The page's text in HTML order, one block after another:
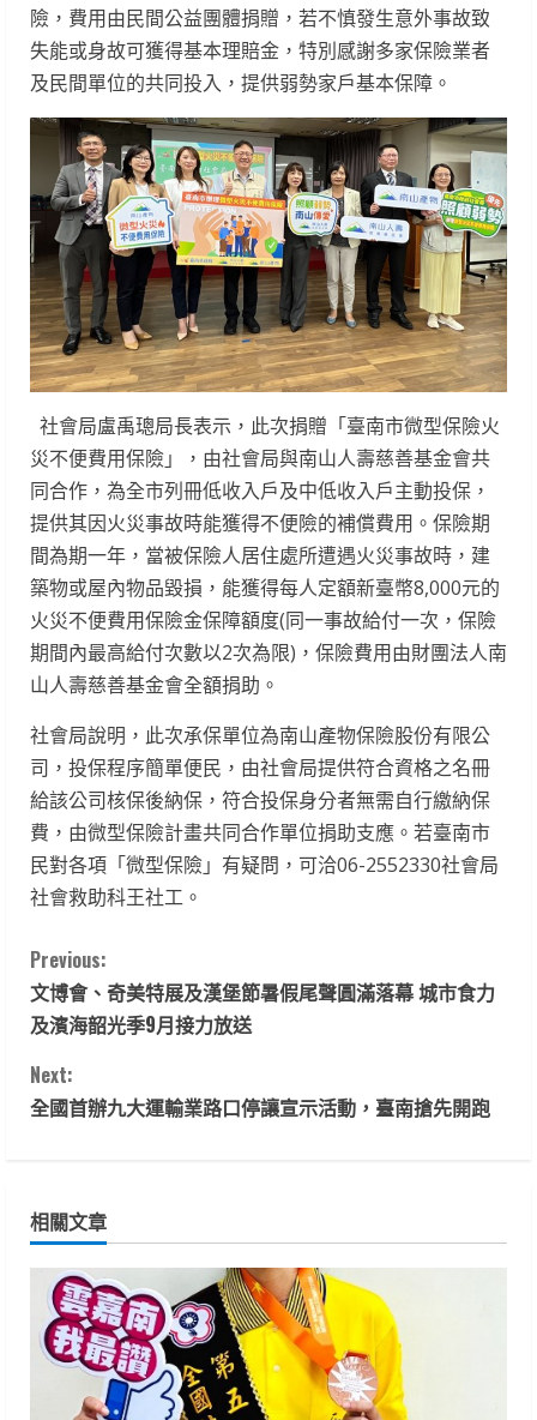
險，費用由民間公益團體捐贈，若不慎發生意外事故致
失能或身故可獲得基本理賠金，特別感謝多家保險業者
及民間單位的共同投入，提供弱勢家戶基本保障。
社會局盧禹璁局長表示，此次捐贈「臺南市微型保險火
災不便費用保險」，由社會局與南山人壽慈善基金會共
同合作，為全市列冊低收入戶及中低收入戶主動投保，
提供其因火災事故時能獲得不便險的補償費用。保險期
間為期一年，當被保險人居住處所遭遇火災事故時，建
築物或屋內物品毀損，能獲得每人定額新臺幣8,000元的
火災不便費用保險金保障額度(同一事故給付一次，保險
期間內最高給付次數以2次為限)，保險費用由財團法人南
山人壽慈善基金會全額捐助。
社會局說明，此次承保單位為南山產物保險股份有限公
司，投保程序簡單便民，由社會局提供符合資格之名冊
給該公司核保後納保，符合投保身分者無需自行繳納保
費，由微型保險計畫共同合作單位捐助支應。若臺南市
民對各項「微型保險」有疑問，可洽06-2552330社會局
社會救助科王社工。
C
o
n
t
n
u
e
R
Previous:
文博會、奇美特展及漢堡節暑假尾聲圓滿落幕 城市食力
及濱海韶光季9月接力放送
Next:
全國首辦九大運輸業路口停讓宣示活動，臺南搶先開跑
相關文章